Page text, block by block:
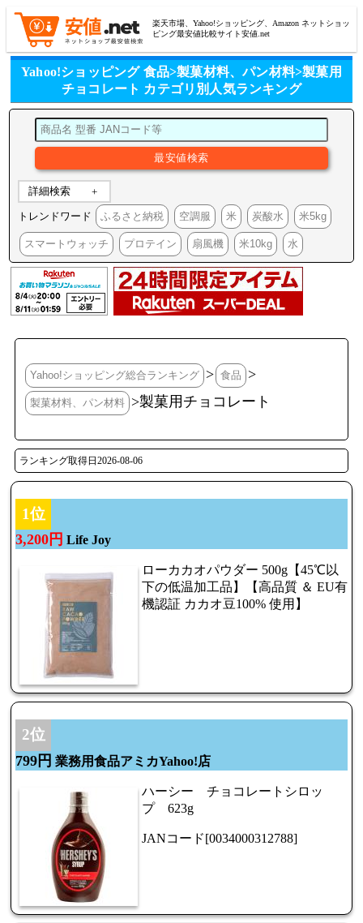
楽天市場、Yahoo!ショッピング、Amazon ネットショッ
ピング最安値比較サイト安値.net
Yahoo!ショッピング 食品>製菓材料、パン材料>製菓用
チョコレート カテゴリ別人気ランキング
詳細検索
トレンドワード ふるさと納税 空調服 米 炭酸水 米5kg
スマートウォッチ プロテイン 扇風機 米10kg 水
Yahoo!ショッピング総合ランキング > 食品 >
製菓材料、パン材料 >製菓用チョコレート
ランキング取得日2026-08-06
1位
3,200円 Life Joy
ローカカオパウダー 500g【45℃以
下の低温加工品】【高品質 ＆ EU有
機認証 カカオ豆100% 使用】
2位
799円 業務用食品アミカYahoo!店
ハーシー チョコレートシロッ
プ 623g
JANコード[0034000312788]